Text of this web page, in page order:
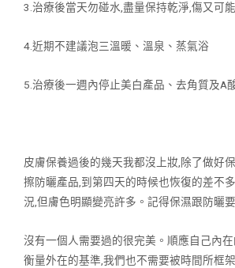
3.治療後當天勿碰水,盡量保持乾淨,傷又可
4.近期不建議泡三溫暖、溫泉、蒸氣浴
5.治療後一週內停止美白產品、去角質及A
皮膚保養過後的幾天我都沒上妝,除了做好
擦防曬產品,到第四天的時候也恢復的差不
況,但膚色明顯變亮許多。記得保濕跟防曬
沒有一個人需要過的很完美。順應自己內
衡量外在的基準,我們也不需要被時間所框